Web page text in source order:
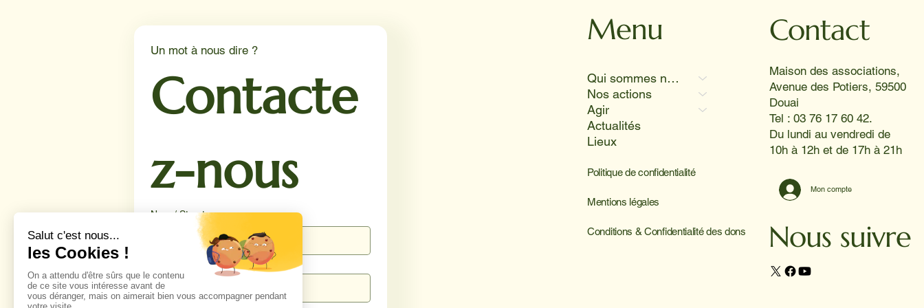
sourires aussi radieux que le
soleil 😊
Menu
Qui sommes nous
Nos actions
Agir
Actualités
Lieux
Politique de confidentialité
Mentions légales
Conditions & Confidentialité des dons
Contact
Maison des associations,
Avenue des Potiers, 59500
Douai
Tel : 03 76 17 60 42.
Du lundi au vendredi de
10h à 12h et de 17h à 21h
Mon compte
Nous suivre
Un mot à nous dire ?
Contacte
z-nous
Nom / Structure